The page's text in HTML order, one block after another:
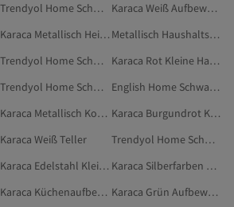
Trendyol Home Schwarz Haustierbedarf
Karaca Weiß Aufbewahrungsbehälter
Karaca Metallisch Heim & Möbel
Metallisch Haushaltswaren
Trendyol Home Schwarz Hauptspeisenteller
Karaca Rot Kleine Haushaltsgeräte
Trendyol Home Schwarz Tierbedarf
English Home Schwarz Haushaltswaren
Karaca Metallisch Kochen
Karaca Burgundrot Kleine Haushaltsgeräte
Karaca Weiß Teller
Trendyol Home Schwarz Aufbewahrungsbehälter
Karaca Edelstahl Kleine Haushaltsgeräte
Karaca Silberfarben Heim & Möbel
Karaca Küchenaufbewahrung & -organisation
Karaca Grün Aufbewahrungsbehälter